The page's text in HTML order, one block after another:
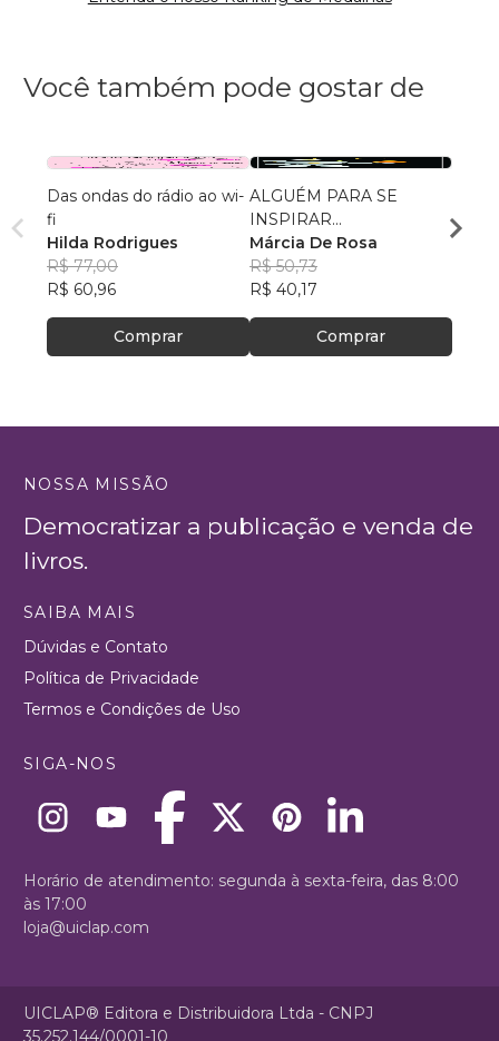
Você também pode gostar de
Das ondas do rádio ao wi-
fi
Hilda Rodrigues
R$ 77,00
R$ 60,96
Comprar
ALGUÉM PARA SE
INSPIRAR...
Márcia De Rosa
R$ 50,73
R$ 40,17
Comprar
NOSSA MISSÃO
Democratizar a publicação e venda de
livros.
SAIBA MAIS
Dúvidas e Contato
Política de Privacidade
Termos e Condições de Uso
SIGA-NOS
Horário de atendimento: segunda à sexta-feira, das 8:00
às 17:00
loja@uiclap.com
UICLAP® Editora e Distribuidora Ltda - CNPJ
35.252.144/0001-10